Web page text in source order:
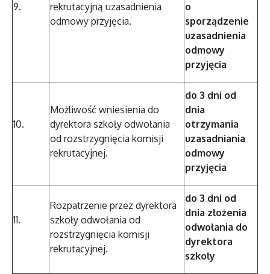
9.
rekrutacyjną uzasadnienia
odmowy przyjęcia.
o
sporządzenie
uzasadnienia
odmowy
przyjęcia
10.
Możliwość wniesienia do
dyrektora szkoły odwołania
od rozstrzygnięcia komisji
rekrutacyjnej.
do 3 dni od
dnia
otrzymania
uzasadniania
odmowy
przyjęcia
11.
Rozpatrzenie przez dyrektora
szkoły odwołania od
rozstrzygnięcia komisji
rekrutacyjnej.
do 3 dni od
dnia złożenia
odwołania do
dyrektora
szkoły